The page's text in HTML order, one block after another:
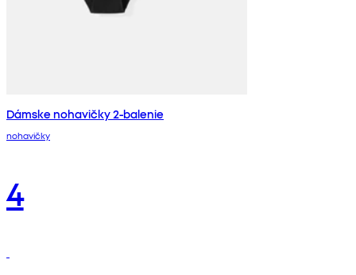
Dámske nohavičky 2-balenie
nohavičky
4